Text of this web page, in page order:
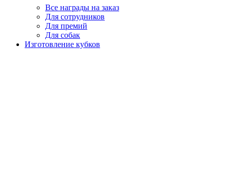
Все награды на заказ
Для сотрудников
Для премий
Для собак
Изготовление кубков